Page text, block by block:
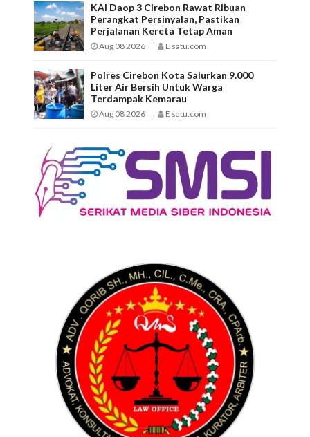
KAI Daop 3 Cirebon Rawat Ribuan
Perangkat Persinyalan, Pastikan
Perjalanan Kereta Tetap Aman
Aug 08 2026 E satu.com
Polres Cirebon Kota Salurkan 9.000
Liter Air Bersih Untuk Warga
Terdampak Kemarau
Aug 08 2026 E satu.com